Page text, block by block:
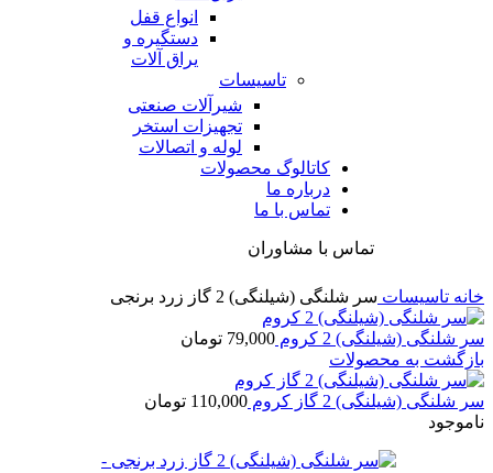
انواع قفل
دستگیره و
یراق آلات
تاسیسات
شیرآلات صنعتی
تجهیزات استخر
لوله و اتصالات
کاتالوگ محصولات
درباره ما
تماس با ما
تماس با مشاوران
خانه تاسیسات سر شلنگی (شیلنگی) 2 گاز زرد برنجی
سر شلنگی (شیلنگی) 2 کروم 79,000 تومان
بازگشت به محصولات
سر شلنگی (شیلنگی) 2 گاز کروم 110,000 تومان
ناموجود